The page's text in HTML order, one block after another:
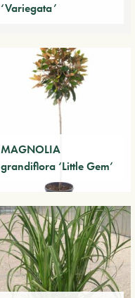
‘Variegata’
MAGNOLIA
grandiflora ‘Little Gem’